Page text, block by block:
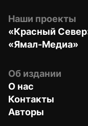
Наши проекты
«Красный
«Ямал-Медиа»
Об издании
О нас
Контакты
Авторы